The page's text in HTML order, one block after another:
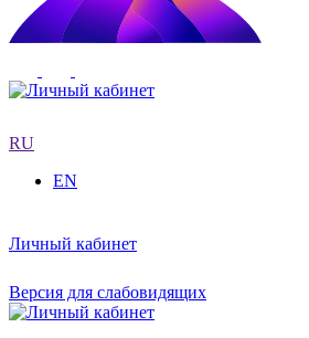
RU
EN
Личный кабинет
Версия для слабовидящих